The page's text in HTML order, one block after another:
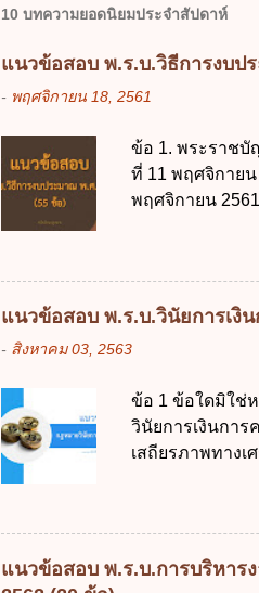
10 บทความยอดนิยมประจำสัปดาห์
แนวข้อสอบ พ.ร.บ.วิธีการงบป
- พฤศจิกายน 18, 2561
ข้อ 1. พระราชบั
ที่ 11 พฤศจิกาย
พฤศจิกายน
วิธีการงบประ
2511 3. พระรา
คณะปฏิวัติ ฉบับ
รัฐมนตรีมีอำน
การงบประมาณ
ใช้จ่ายงบประม
การงบประมาณ
แนวข้อสอบ พ.ร.บ.วินัยการเงิ
- สิงหาคม 03, 2563
ข้อ 1 ข้อใดมิใช่
วินัยการเงินการ
เสถียรภาพทาง
เป็นกรอบในกา
ร้อยละ 10 ค. ไม่
การคลังของรัฐ
ธรรมเนียมเพิ่ม
แนวข้อสอบ พ.ร.บ.การบริหาร